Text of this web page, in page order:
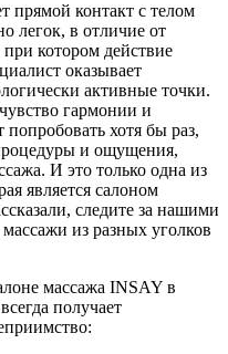
прямой контакт с телом
легок, в отличие от
котором действие
оказывает
активные точки.
гармонии и
хотя бы раз,
и ощущения,
И это только одна из
является салоном
следите за нашими
из разных уголков
массажа INSAY в
получает